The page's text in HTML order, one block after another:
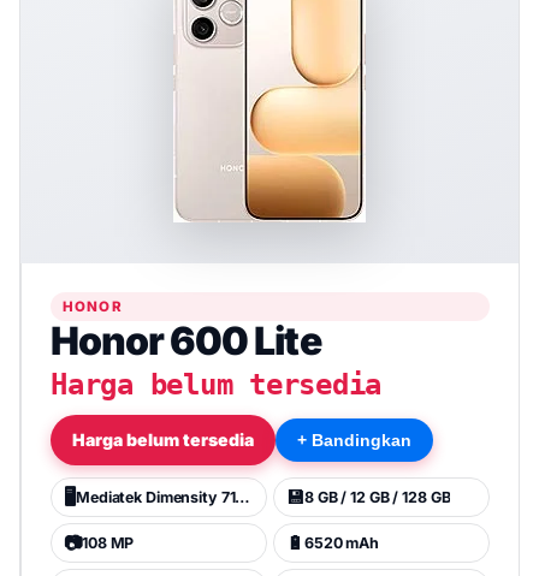
HONOR
Honor 600 Lite
Harga belum tersedia
Harga belum tersedia + Bandingkan
🖥️ Mediatek Dimensity 7100 Elite (6 nm) 💾8 GB / 12 GB / 128 GB
📷108 MP 🔋 6520 mAh